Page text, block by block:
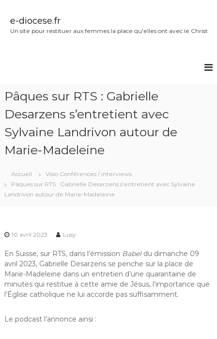
e-diocese.fr
Un site pour restituer aux femmes la place qu'elles ont avec le Christ
Pâques sur RTS : Gabrielle
Desarzens s’entretient avec
Sylvaine Landrivon autour de
Marie-Madeleine
Accueil
Visio Conférences / interviews
Pâques sur RTS : Gabrielle Desarzens s’entretient avec Sylvaine
Landrivon autour de Marie-Madeleine
10 avril 2023 Lusy
En Suisse, sur RTS, dans l’émission Babeldu dimanche 09
avril 2023, Gabrielle Desarzens se penche sur la place de
Marie-Madeleine dans un entretien d’une quarantaine de
minutes qui restitue à cette amie de Jésus, l’importance que
l’Église catholique ne lui accorde pas suffisamment.
Le podcast l’annonce ainsi :